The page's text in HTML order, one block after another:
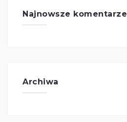
Najnowsze komentarze
Archiwa